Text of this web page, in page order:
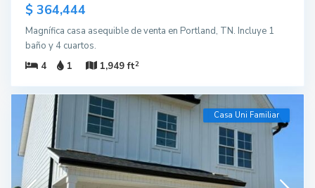
$ 364,444
Magnífica casa asequible de venta en Portland, TN. Incluye 1
baño y 4 cuartos.
4
1 1,949 ft2
Casa Uni Familiar